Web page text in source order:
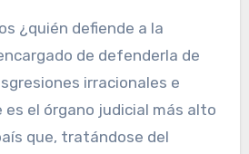
¿quién defiende a la
de defenderla de
irracionales e
el órgano judicial más alto
que, tratándose del